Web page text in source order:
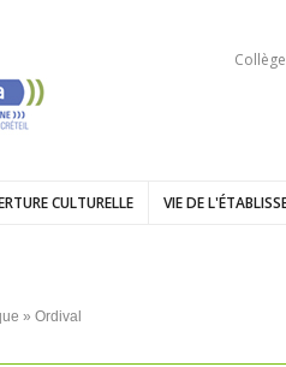
CULTURELLE VIE DE
» Ordival